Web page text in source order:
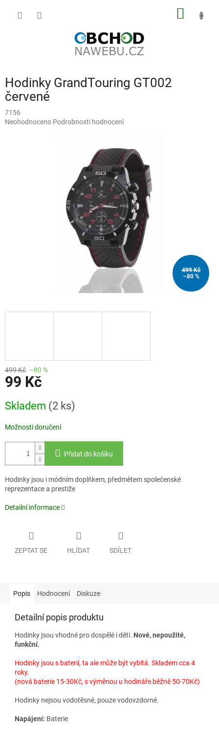
Hodinky GrandTouring GT002
červené
7156
Průměrné
Neohodnoceno Podrobnosti hodnocení
499 Kč
–80 %
499 Kč –80 %
99 Kč
cena:
Skladem (2 ks)
Možnosti doručení
Přidat do košíku
Hodinky jsou i módním doplňkem, předmětem společenské
reprezentace a prestiže
Detailní informace
ZEPTAT SE HLÍDAT SDÍLET
Popis Hodnocení Diskuze
Detailní popis produktu
Hodinky jsou vhodné pro dospělé i děti. Nové, nepoužité,
funkční.
Hodinky jsou s baterií, ta ale může být vybitá. Skladem cca 4
roky.
(nová baterie 15-30Kč, s výměnou u hodináře běžně 50-70Kč)
Hodinky nejsou vodotěsné, pouze vodovzdorné.
Napájení: Baterie